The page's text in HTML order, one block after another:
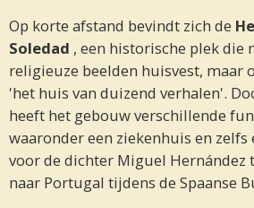
Op korte afstand bevindt zich de
Soledad , een historische plek die
religieuze beelden huisvest, maar
'het huis van duizend verhalen'.
heeft het gebouw verschillende
waaronder een ziekenhuis en
voor de dichter Miguel Hernández
naar Portugal tijdens de Spaanse